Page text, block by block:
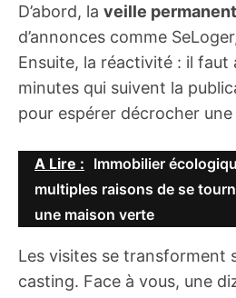
D’abord, la veille
d’annonces comme
Ensuite, la réactivité : il faut
minutes qui suivent la
pour espérer décrocher une
A Lire : Immobilier
multiples raisons de se
une maison verte
Les visites se transforment
casting. Face à vous, une